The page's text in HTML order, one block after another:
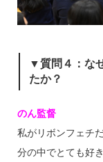
▼質問４：な
たか？
のん監督
私がリボンフェチ
分の中でとても好